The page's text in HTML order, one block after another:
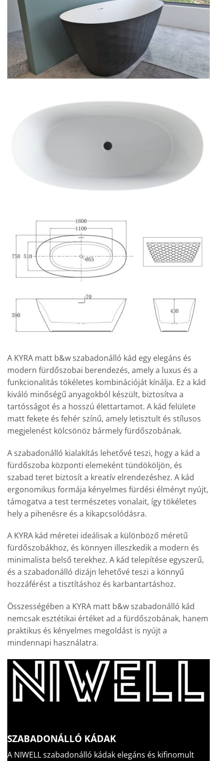
A KYRA matt b&w szabadonálló kád egy elegáns és
modern fürdőszobai berendezés, amely a luxus és a
funkcionalitás tökéletes kombinációját kínálja. Ez a kád
kiváló minőségű anyagokból készült, biztosítva a
tartósságot és a hosszú élettartamot. A kád felülete
matt fekete és fehér színű, amely letisztult és stílusos
megjelenést kölcsönöz bármely fürdőszobának.
A szabadonálló kialakítás lehetővé teszi, hogy a kád a
fürdőszoba központi elemeként tündököljön, és
szabad teret biztosít a kreatív elrendezéshez. A kád
ergonomikus formája kényelmes fürdési élményt nyújt,
támogatva a test természetes vonalait, így tökéletes
hely a pihenésre és a kikapcsolódásra.
A KYRA kád méretei ideálisak a különböző méretű
fürdőszobákhoz, és könnyen illeszkedik a modern és
minimalista belső terekhez. A kád telepítése egyszerű,
és a szabadonálló dizájn lehetővé teszi a könnyű
hozzáférést a tisztításhoz és karbantartáshoz.
Összességében a KYRA matt b&w szabadonálló kád
nemcsak esztétikai értéket ad a fürdőszobának, hanem
praktikus és kényelmes megoldást is nyújt a
mindennapi használatra.
SZABADONÁLLÓ KÁDAK
A NIWELL szabadonálló kádak elegáns és kifinomult